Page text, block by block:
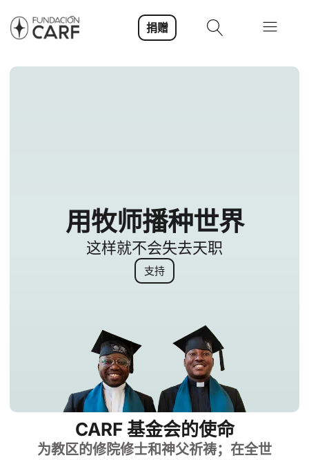
捐赠
用牧师播种世界
这样就不会失去天职
支持
CARF 基金会的使命
为教区的修院修士和神父祈祷；在全世